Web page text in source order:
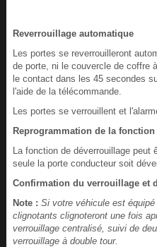
Reverrouillage automatique
Les portes se reverrouilleront
de porte, ni le couvercle de coffre
le contact dans les 45 secondes
l'aide de la télécommande.
Les portes se verrouillent et
Reprogrammation de la
La fonction de déverrouillage peut
seule la porte conducteur soit
Confirmation du verrouillage et
Note : Si votre véhicule est
clignotants clignoteront une fois
verrouillage centralisé, suivi de
verrouillage à double tour.